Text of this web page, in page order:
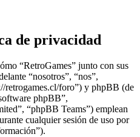
de privacidad
“RetroGames” junto con sus
“nosotros”, “nos”,
retrogames.cl/foro”) y phpBB (de
phpBB”,
“phpBB Teams”) emplean
cualquier sesión de uso por